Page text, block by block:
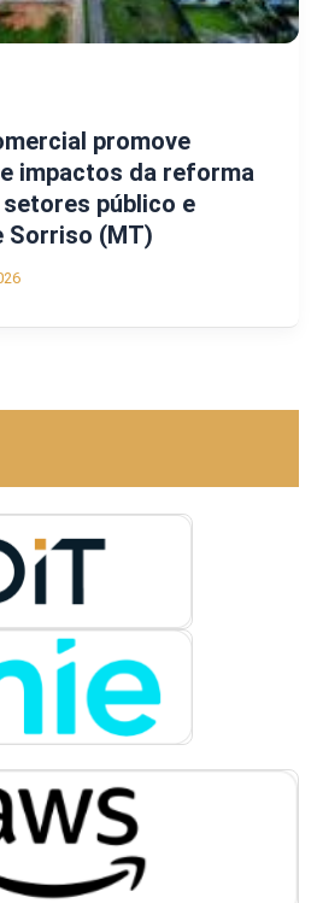
promove
impactos da reforma
público e
Sorriso (MT)